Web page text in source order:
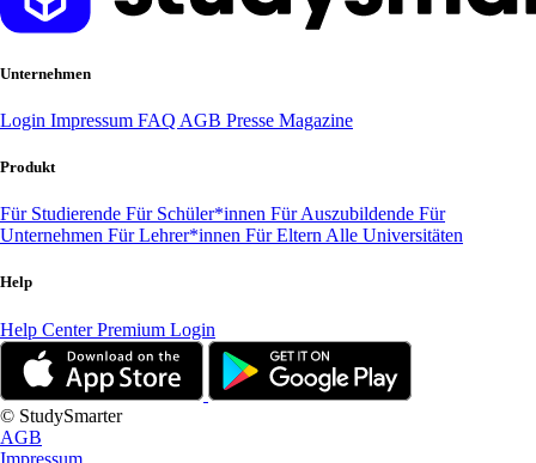
Unternehmen
Login Impressum FAQ AGB Presse Magazine
Produkt
Für Studierende Für Schüler*innen Für Auszubildende Für
Unternehmen Für Lehrer*innen Für Eltern Alle Universitäten
Help
Help CenterPremium Login
© StudySmarter
AGB
Impressum